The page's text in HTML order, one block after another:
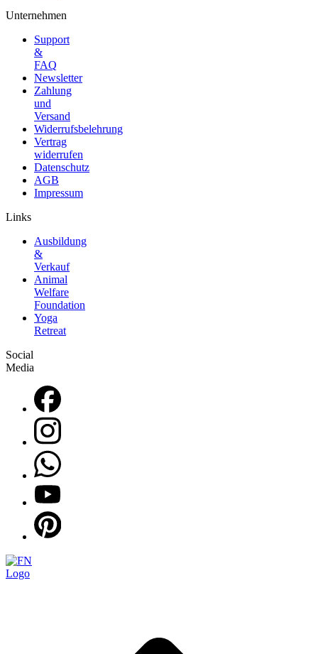
Unternehmen
Support
&
FAQ
Newsletter
Zahlung
und
Versand
Widerrufsbelehrung
Vertrag
widerrufen
Datenschutz
AGB
Impressum
Links
Ausbildung
&
Verkauf
Animal
Welfare
Foundation
Yoga
Retreat
Social
Media